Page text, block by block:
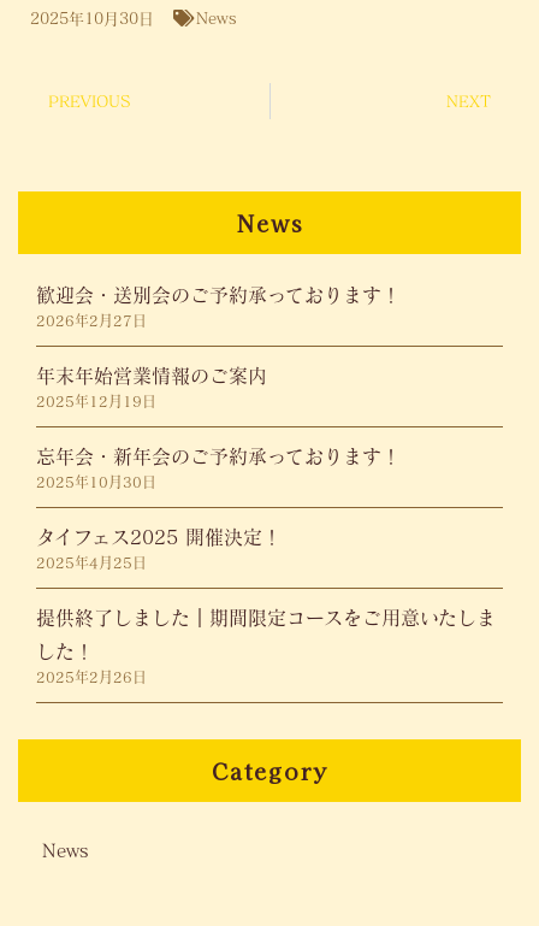
2025年10月30日 News
PREVIOUS NEXT
News
歓迎会・送別会のご予約承っております！
2026年2月27日
年末年始営業情報のご案内
2025年12月19日
忘年会・新年会のご予約承っております！
2025年10月30日
タイフェス2025 開催決定！
2025年4月25日
提供終了しました｜期間限定コースをご用意いたしま
した！
2025年2月26日
Category
News